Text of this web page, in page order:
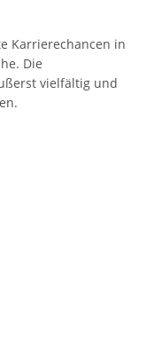
Karrierechancen in
Die
vielfältig und